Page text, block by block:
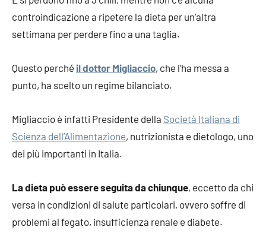
controindicazione a ripetere la dieta per un’altra
settimana per perdere fino a una taglia.
Questo perché il dottor Migliaccio, che l’ha messa a
punto, ha scelto un regime bilanciato.
Migliaccio è infatti Presidente della Società Italiana di
Scienza dell’Alimentazione, nutrizionista e dietologo, uno
dei più importanti in Italia.
La dieta può essere seguita da chiunque, eccetto da chi
versa in condizioni di salute particolari, ovvero soffre di
problemi al fegato, insufficienza renale e diabete.